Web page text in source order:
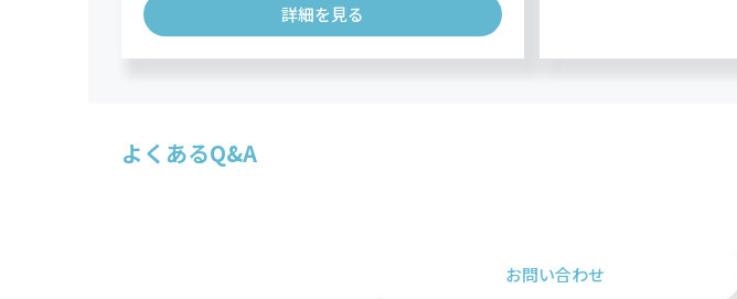
詳細を見る
よくあるQ&A
お問い合わせ